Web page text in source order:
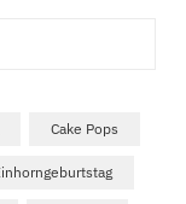
Cake Pops